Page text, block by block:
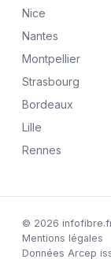
Nice
Nantes
Montpellier
Strasbourg
Bordeaux
Lille
Rennes
© 2026
Mentions légales
Données Arcep